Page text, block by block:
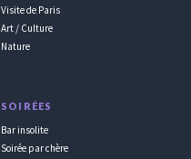
Visite de Paris
Art / Culture
Nature
SOIRÉES
Bar insolite
Soirée par chère